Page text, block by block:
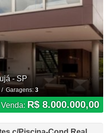
- SP
Garagens: 3
Venda: R$ 8.000.000,00